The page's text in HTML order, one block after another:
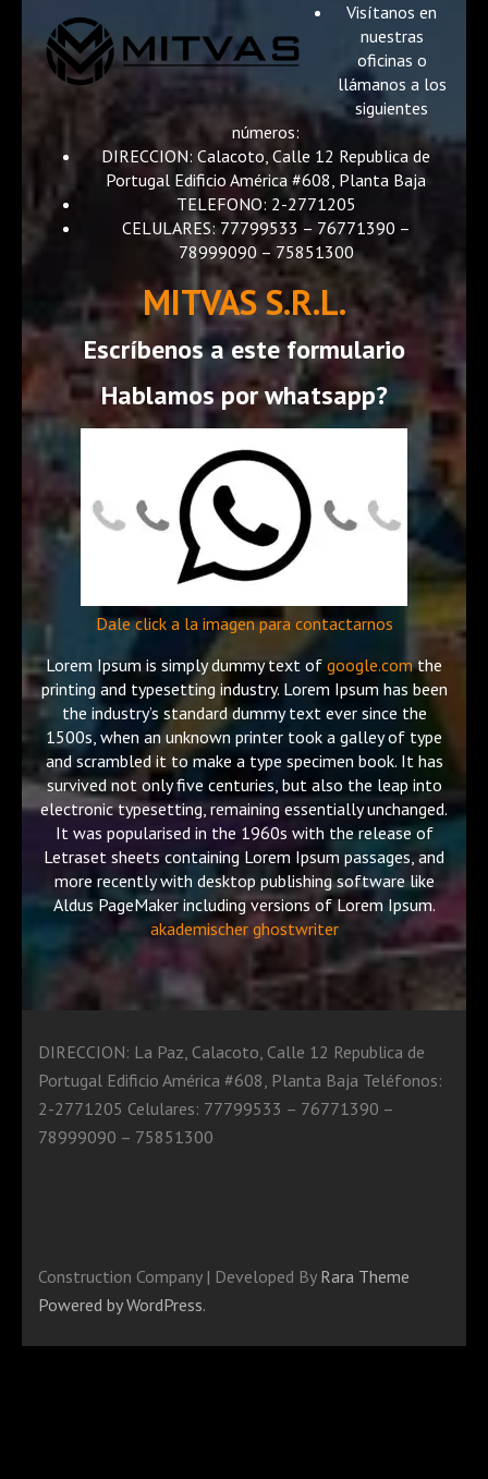
Visítanos en
nuestras
oficinas o
llámanos a los
siguientes
números:
DIRECCION: Calacoto, Calle 12 Republica de
Portugal Edificio América #608, Planta Baja
TELEFONO: 2-2771205
CELULARES: 77799533 – 76771390 –
78999090 – 75851300
MITVAS S.R.L.
Escríbenos a este formulario
Hablamos por whatsapp?
Dale click a la imagen para contactarnos
Lorem Ipsum is simply dummy text of google.comthe
printing and typesetting industry. Lorem Ipsum has been
the industry’s standard dummy text ever since the
1500s, when an unknown printer took a galley of type
and scrambled it to make a type specimen book. It has
survived not only five centuries, but also the leap into
electronic typesetting, remaining essentially unchanged.
It was popularised in the 1960s with the release of
Letraset sheets containing Lorem Ipsum passages, and
more recently with desktop publishing software like
Aldus PageMaker including versions of Lorem Ipsum.
akademischer ghostwriter
DIRECCION: La Paz, Calacoto, Calle 12 Republica de
Portugal Edificio América #608, Planta Baja Teléfonos:
2-2771205 Celulares: 77799533 – 76771390 –
78999090 – 75851300
Construction Company | Developed By Rara Theme
Powered by WordPress.